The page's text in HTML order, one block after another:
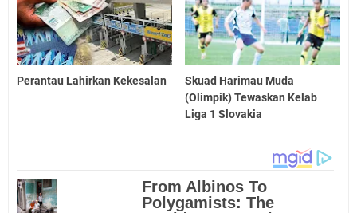
Perantau Lahirkan Kekesalan
Skuad Harimau Muda
(Olimpik) Tewaskan Kelab
Liga 1 Slovakia